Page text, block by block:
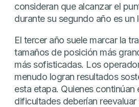
consideran que alcanzar el
durante su segundo año es un
El tercer año suele marcar la
tamaños de posición más
más sofisticadas. Los
menudo logran resultados
esta etapa. Quienes continúan
dificultades deberían